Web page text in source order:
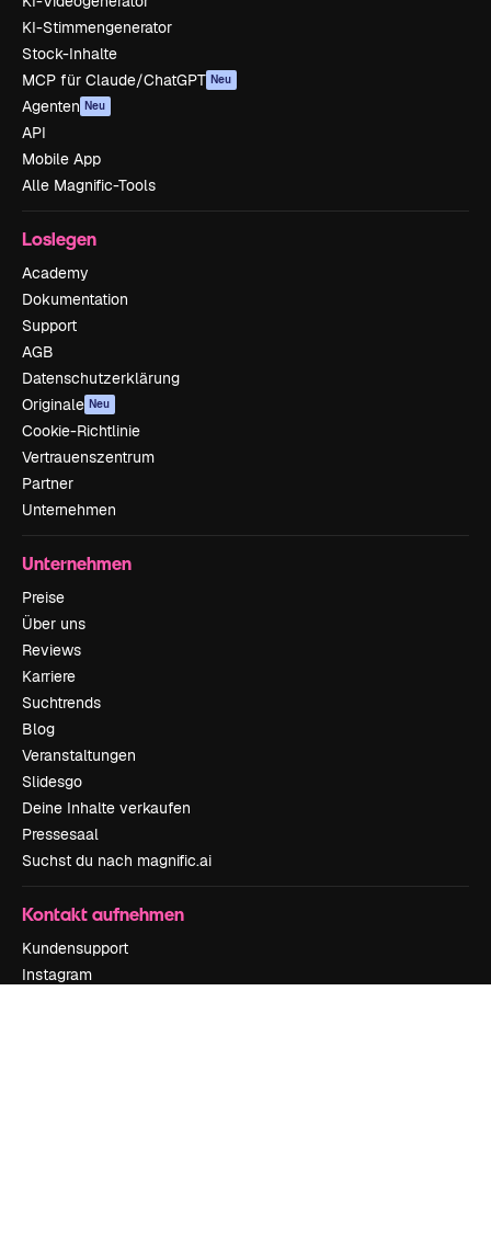
KI-Stimmengenerator
Stock-Inhalte
MCP für Claude/ChatGPT Neu
Agenten Neu
API
Mobile App
Alle Magnific-Tools
Loslegen
Academy
Dokumentation
Support
AGB
Datenschutzerklärung
Originale Neu
Cookie-Richtlinie
Vertrauenszentrum
Partner
Unternehmen
Unternehmen
Preise
Über uns
Reviews
Karriere
Suchtrends
Blog
Veranstaltungen
Slidesgo
Deine Inhalte verkaufen
Pressesaal
Suchst du nach magnific.ai
Kontakt aufnehmen
Kundensupport
Instagram